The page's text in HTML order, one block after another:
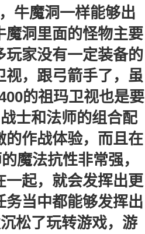
牛魔洞一样能够出
魔洞里面的怪物主要
玩家没有一定装备的
视，跟弓箭手了，虽
的祖玛卫视也是要
士和法师的组合配
作战体验，而且在
魔法抗性非常强，
一起，就会发挥出更
当中都能够发挥出
松了玩转游戏，游